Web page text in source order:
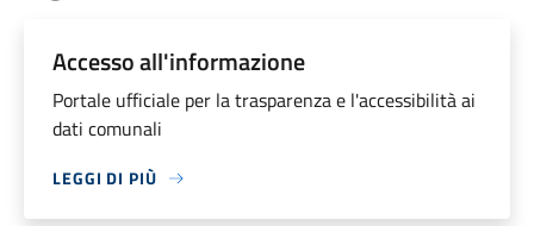
Accesso all'informazione
Portale ufficiale per la trasparenza e l'accessibilità ai
dati comunali
LEGGI DI PIÙ